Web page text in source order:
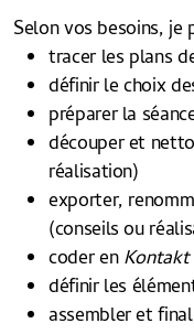
Selon vos besoins, je
tracer les plans
définir le choix
préparer la
découper et
réalisation)
exporter,
(conseils ou
coder en
définir les
assembler et